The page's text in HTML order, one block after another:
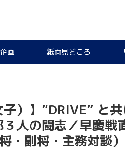
画 紙面見どころ
子）】”DRIVE”
３人の闘志／早慶
副将・主務対談）